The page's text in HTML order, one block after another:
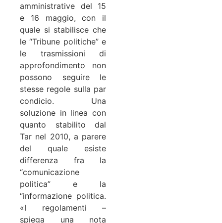
amministrative del 15
e 16 maggio, con il
quale si stabilisce che
le “Tribune politiche” e
le trasmissioni di
approfondimento non
possono seguire le
stesse regole sulla par
condicio. Una
soluzione in linea con
quanto stabilito dal
Tar nel 2010, a parere
del quale esiste
differenza fra la
“comunicazione
politica” e la
“informazione politica.
«I regolamenti –
spiega una nota